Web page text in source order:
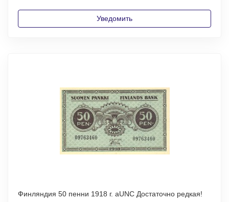
Уведомить
Финляндия 50 пенни 1918 г. аUNC Достаточно редкая!